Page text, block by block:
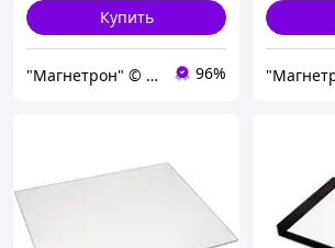
Купить
"Магнетрон" © Интернет-магазин запчастей и аксессуаров для бытовой техники 96%